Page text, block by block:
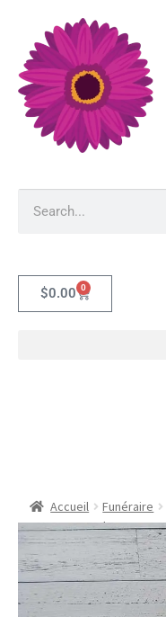
$0.00 0
Accueil Funéraire
Urne – La tendresse